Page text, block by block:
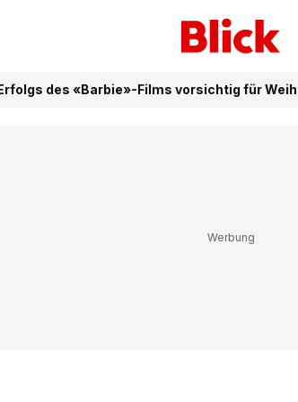
des «Barbie»-Films vorsichtig für